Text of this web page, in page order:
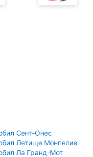
Сент-Онес
Летище Монпелие
Ла Гранд-Мот